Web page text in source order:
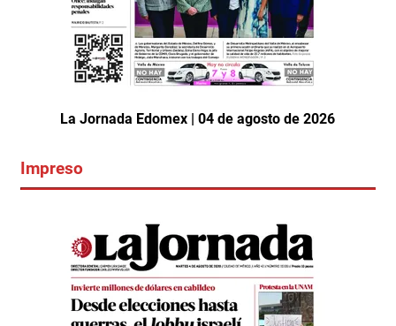
La Jornada Edomex | 04 de agosto de 2026
Impreso